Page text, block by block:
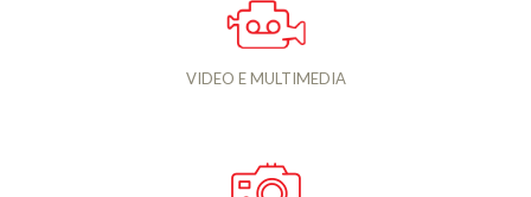
VIDEO E MULTIMEDIA